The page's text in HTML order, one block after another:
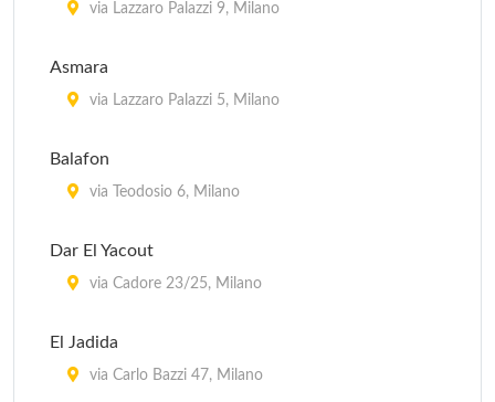
Il Girasole
Il Melograno
Innocenti Evasioni
via Lazzaro Palazzi 9, Milano
Asmara
via Lazzaro Palazzi 5, Milano
Balafon
via Teodosio 6, Milano
Dar El Yacout
via Cadore 23/25, Milano
El Jadida
via Carlo Bazzi 47, Milano